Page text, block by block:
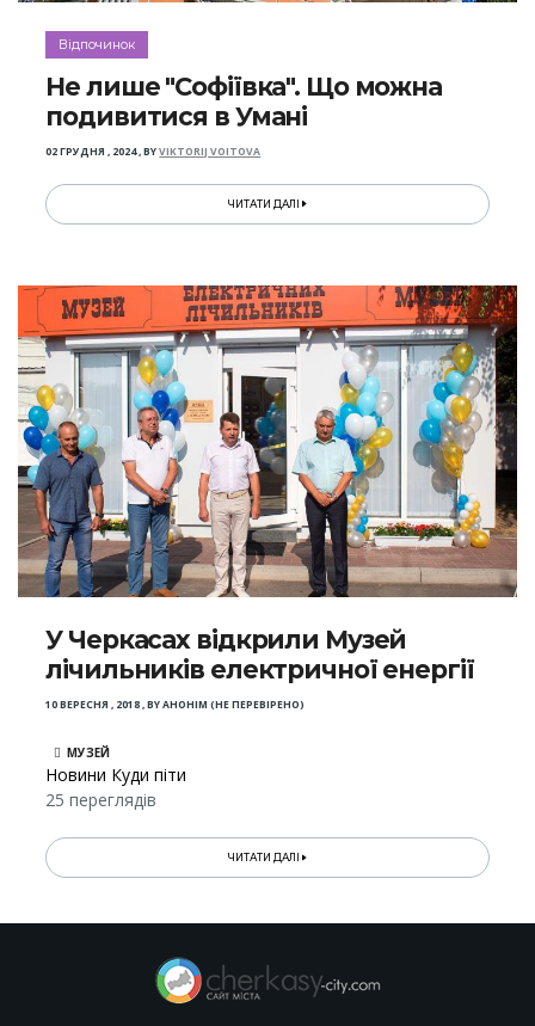
Відпочинок
Не лише "Софіївка". Що можна
подивитися в Умані
02 ГРУДНЯ , 2024,BYVIKTORIJ VOITOVA
ЧИТАТИ ДАЛІ
У Черкасах відкрили Музей
лічильників електричної енергії
10 ВЕРЕСНЯ , 2018,BYАНОНІМ (НЕ ПЕРЕВІРЕНО)
МУЗЕЙ
Новини Куди піти
25 переглядів
ЧИТАТИ ДАЛІ